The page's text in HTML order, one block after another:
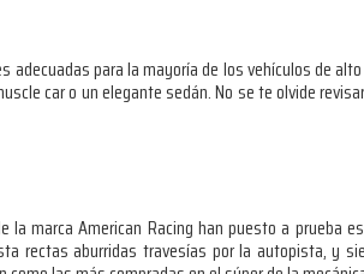
para la mayoría de los vehículos de
car o un elegante sedán. No se te olvide
marca American Racing han puesto a prueba
rectas aburridas travesías por la autopista, y